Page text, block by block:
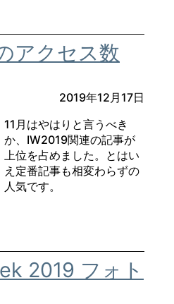
アクセス数
2019年12月17日
11月はやはりと言うべき
か、IW2019関連の記事が
上位を占めました。とはい
え定番記事も相変わらずの
人気です。
2019 フォト